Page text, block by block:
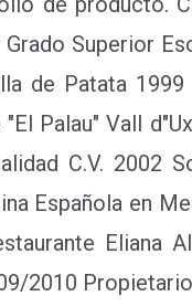
del sector
masas
en
Platos.
Superior de
III Estrellas